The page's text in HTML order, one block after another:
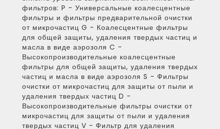
фильтров: P - Универсальные коалесцентные
фильтры и фильтры предварительной очистки
от микрочастиц G - Коалесцентные фильтры
для общей защиты, удаления твердых частиц и
масла в виде аэрозоля C -
Высокопроизводительные коалесцентные
фильтры для общей защиты, удаления твердых
частиц и масла в виде аэрозоля S - Фильтры
очистки от микрочастиц для защиты от пыли и
удаления твердых частиц D -
Высокопроизводительные фильтры очистки от
микрочастиц для защиты от пыли и удаления
твердых частиц V - Фильтр для удаления